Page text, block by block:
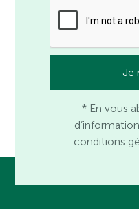
* En vous
conditions